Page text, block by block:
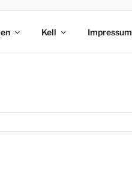
Kell Impressum